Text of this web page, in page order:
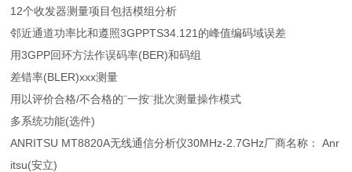
12个收发器测量项目包括模组分析
邻近通道功率比和遵照3GPPTS34.121的峰值编码域误差
用3GPP回环方法作误码率(BER)和码组
差错率(BLER)xxx测量
用以评价合格/不合格的¨一按¨批次测量操作模式
多系统功能(选件)
ANRITSU MT8820A无线通信分析仪30MHz-2.7GHz厂商名称： Anr
itsu(安立)